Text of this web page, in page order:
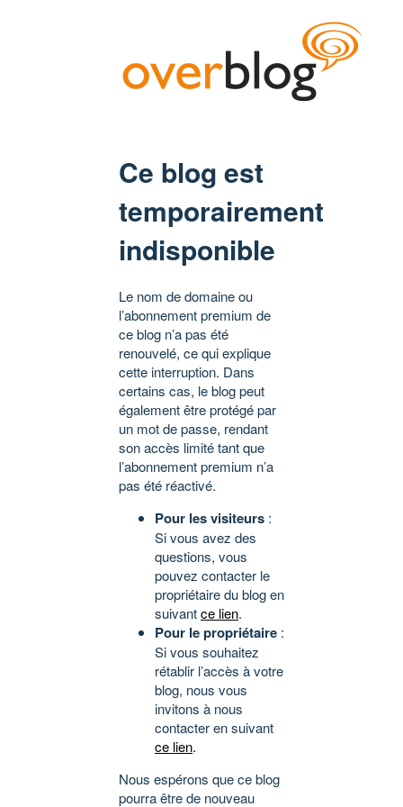
Ce blog est
temporairement
indisponible
Le nom de domaine ou
l’abonnement premium de
ce blog n’a pas été
renouvelé, ce qui explique
cette interruption. Dans
certains cas, le blog peut
également être protégé par
un mot de passe, rendant
son accès limité tant que
l’abonnement premium n’a
pas été réactivé.
Pour les visiteurs :
Si vous avez des
questions, vous
pouvez contacter le
propriétaire du blog en
suivantce lien.
Pour le propriétaire :
Si vous souhaitez
rétablir l’accès à votre
blog, nous vous
invitons à nous
contacter en suivant
ce lien.
Nous espérons que ce blog
pourra être de nouveau